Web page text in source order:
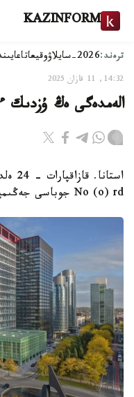
KAZINFORM
ترەند:2026-سايلاۋ وقيعا
14:32, 11 قازان 2025
الەمدەگى ەڭ ۇزدىك
No (o) rd جوباسى جەڭىمپاز اتاندى، ەپ جازادى ازەرتادج.